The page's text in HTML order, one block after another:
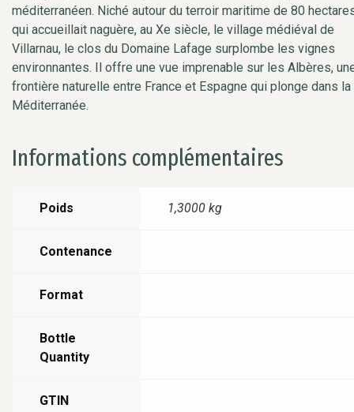
méditerranéen. Niché autour du terroir maritime de 80
qui accueillait naguère, au Xe siècle, le village médiéval de
Villarnau, le clos du Domaine Lafage surplombe les vignes
environnantes. Il offre une vue imprenable sur les Albères,
frontière naturelle entre France et Espagne qui plonge dans la
Méditerranée.
Informations complémentaires
Poids 1,3000 kg
Contenance
Format
Bottle
Quantity
GTIN